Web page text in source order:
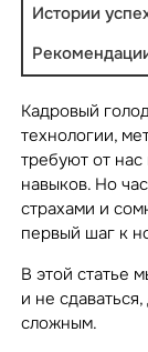
Кадровый
технологии,
требуют от
навыков. Но
страхами и
первый шаг к
В этой статье
и не
сложным.
Истории